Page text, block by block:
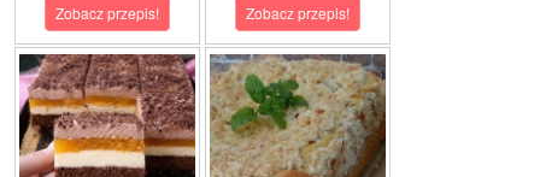
Zobacz przepis! Zobacz przepis!